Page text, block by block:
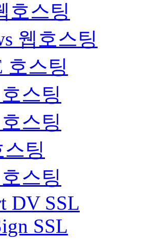
호스팅
웹호스팅
호스팅
스팅
스팅
팅
스팅
DV SSL
SSL